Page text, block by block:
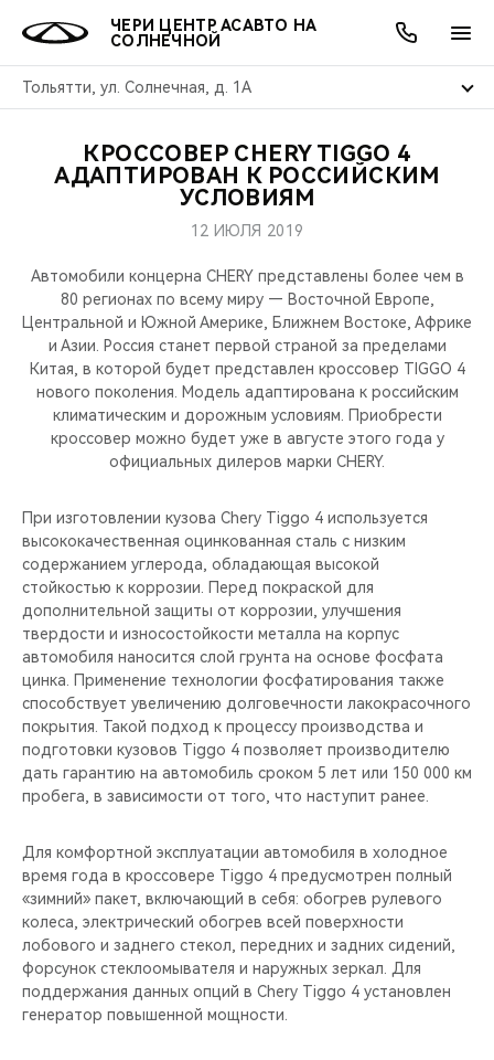
ЧЕРИ ЦЕНТР АСАВТО НА
СОЛНЕЧНОЙ
Тольятти, ул. Солнечная, д. 1А
МОДЕЛИ
СЕДАНЫ
НОВИНКИ
ПОКУПАТЕЛЯМ
КРЕДИТ И СТРАХОВАНИЕ
ВЛАДЕЛЬЦАМ
ЗАПЧАСТИ И АКСЕССУАРЫ
ПОДДЕРЖКА
МИР CHERY
О БРЕНДЕ
CHERY В СОЦСЕТЯХ
БЛАГОТВОРИТЕЛЬНОСТЬ
НАШИ МЕРОПРИЯТИЯ
ВИДЕООБЗОРЫ
CHERY ДЛЯ ДЕТЕЙ
АКЦИИ
ОНЛАЙН СЕРВИСЫ
КРЕДИТ
О КОМПАНИИ
МЫ В СОЦСЕТЯХ
КРОССОВЕР CHERY TIGGO 4
АДАПТИРОВАН К РОССИЙСКИМ
УСЛОВИЯМ
12 ИЮЛЯ 2019
Автомобили концерна CHERY представлены более чем в
80 регионах по всему миру — Восточной Европе,
Центральной и Южной Америке, Ближнем Востоке, Африке
и Азии. Россия станет первой страной за пределами
Китая, в которой будет представлен кроссовер TIGGO 4
нового поколения. Модель адаптирована к российским
климатическим и дорожным условиям. Приобрести
кроссовер можно будет уже в августе этого года у
официальных дилеров марки CHERY.
При изготовлении кузова Chery Tiggo 4 используется
высококачественная оцинкованная сталь с низким
содержанием углерода, обладающая высокой
стойкостью к коррозии. Перед покраской для
дополнительной защиты от коррозии, улучшения
твердости и износостойкости металла на корпус
автомобиля наносится слой грунта на основе фосфата
цинка. Применение технологии фосфатирования также
способствует увеличению долговечности лакокрасочного
покрытия. Такой подход к процессу производства и
подготовки кузовов Tiggo 4 позволяет производителю
дать гарантию на автомобиль сроком 5 лет или 150 000 км
пробега, в зависимости от того, что наступит ранее.
Для комфортной эксплуатации автомобиля в холодное
время года в кроссовере Tiggo 4 предусмотрен полный
«зимний» пакет, включающий в себя: обогрев рулевого
колеса, электрический обогрев всей поверхности
лобового и заднего стекол, передних и задних сидений,
форсунок стеклоомывателя и наружных зеркал. Для
поддержания данных опций в Chery Tiggo 4 установлен
генератор повышенной мощности.